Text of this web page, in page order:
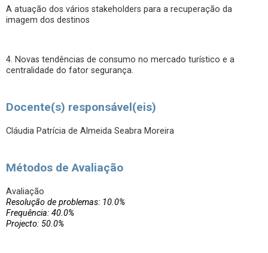
A atuação dos vários stakeholders para a recuperação da
imagem dos destinos
4. Novas tendências de consumo no mercado turístico e a
centralidade do fator segurança.
Docente(s) responsável(eis)
Cláudia Patrícia de Almeida Seabra Moreira
Métodos de Avaliação
Avaliação
Resolução de problemas: 10.0%
Frequência: 40.0%
Projecto: 50.0%